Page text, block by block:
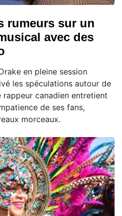
rumeurs sur un
avec des
en pleine session
les spéculations autour de
rappeur canadien entretient
de ses fans,
morceaux.